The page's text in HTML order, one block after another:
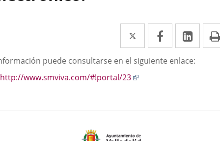
Twitter
Enlace
a
una
aplicación
Facebook
Enlace
a
una
a
una
puede consultarse en el siguiente enlace:
http://www.smviva.com/#!portal/23
aplicación